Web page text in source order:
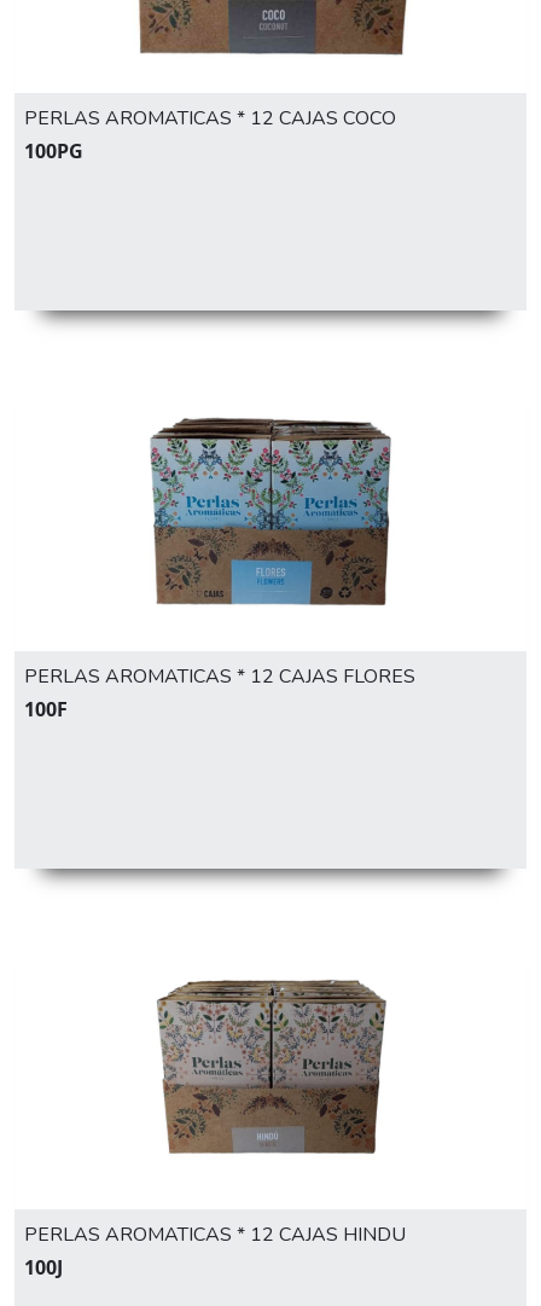
PERLAS AROMATICAS * 12 CAJAS COCO
100PG
PERLAS AROMATICAS * 12 CAJAS FLORES
100F
PERLAS AROMATICAS * 12 CAJAS HINDU
100J